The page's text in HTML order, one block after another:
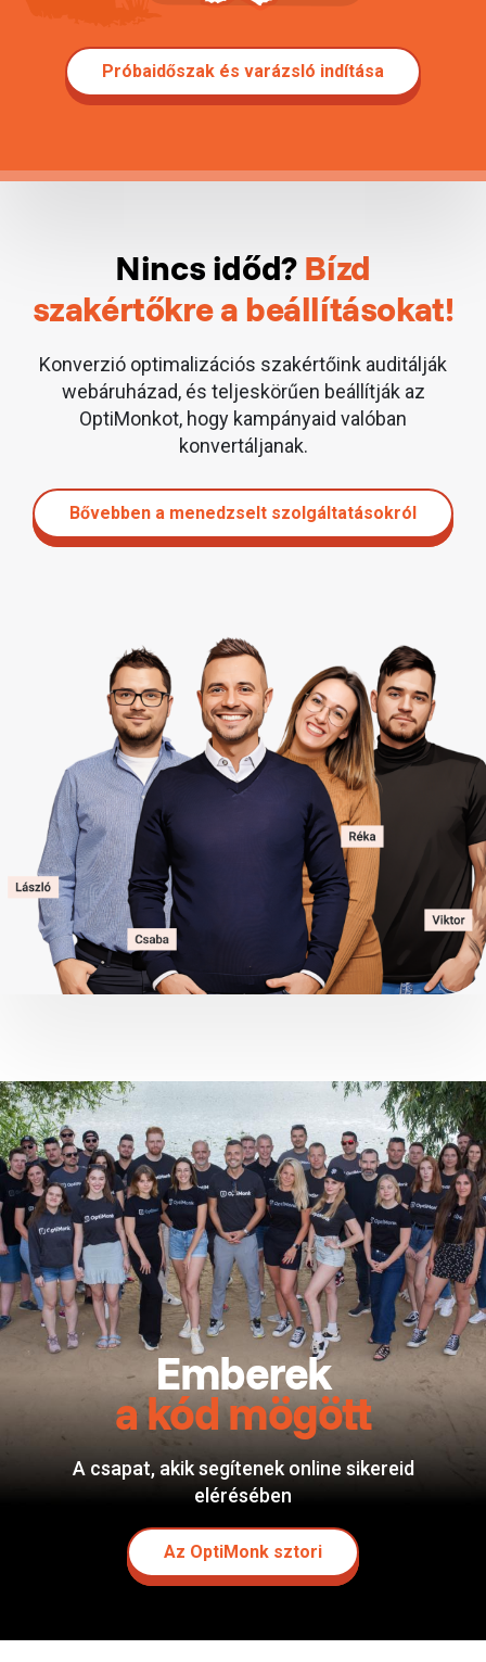
Próbaidőszak és varázsló indítása
Nincs időd? Bízd
szakértőkrea beállításokat!
Konverzió optimalizációs szakértőink auditálják
webáruházad, és teljeskörűen beállítják az
OptiMonkot, hogy kampányaid valóban
konvertáljanak.
Bővebben a menedzselt szolgáltatásokról
Emberek
a kód mögött
A csapat, akik segítenek online sikereid
elérésében
Az OptiMonk sztori